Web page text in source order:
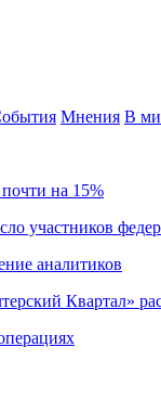
Мнения В
на 15%
аналитиков
Квартал»